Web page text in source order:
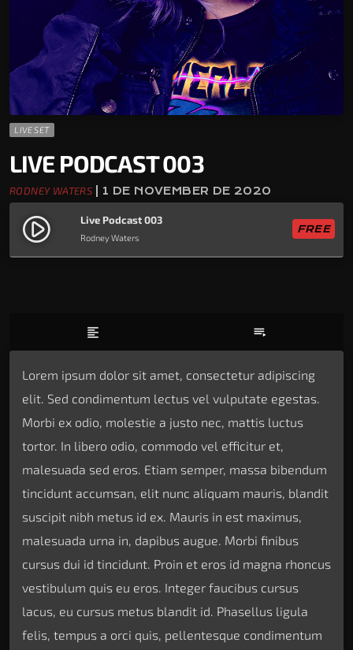
LIVE SET
LIVE PODCAST 003
RODNEY WATERS | 1 DE NOVEMBER DE 2020
play_circle_filled Live Podcast 003
Rodney Waters
FREE
format_align_left playlist_play
Lorem ipsum dolor sit amet, consectetur adipiscing
elit. Sed condimentum lectus vel vulputate egestas.
Morbi ex odio, molestie a justo nec, mattis luctus
tortor. In libero odio, commodo vel efficitur et,
malesuada sed eros. Etiam semper, massa bibendum
tincidunt accumsan, elit nunc aliquam mauris, blandit
suscipit nibh metus id ex. Mauris in est maximus,
malesuada urna in, dapibus augue. Morbi finibus
cursus dui id tincidunt. Proin et eros id magna rhoncus
vestibulum quis eu eros. Integer faucibus cursus
lacus, eu cursus metus blandit id. Phasellus ligula
felis, tempus a orci quis, pellentesque condimentum